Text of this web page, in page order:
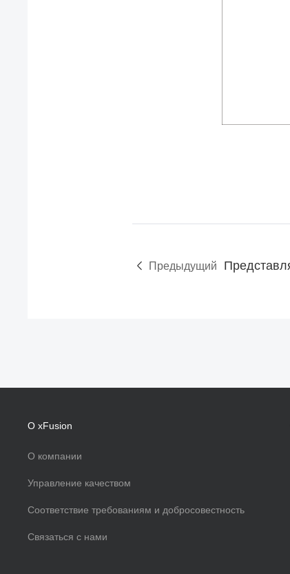
Предыдущий
О xFusion
О компании
Управление качеством
Соответствие требованиям и добросовестность
Связаться с нами